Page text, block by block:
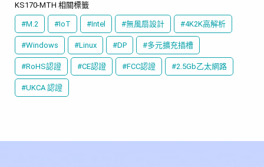
KS170-MTH 相關標籤
#M.2 #IoT #Intel #無風扇設計 #4K2K高解析
#Windows #Linux #DP #多元擴充插槽
#RoHS認證 #CE認證 #FCC認證 #2.5Gb乙太網路
#UKCA 認證